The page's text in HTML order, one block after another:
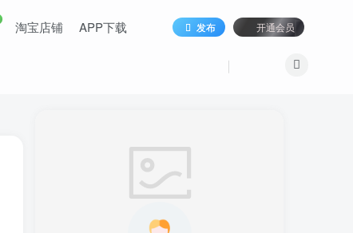
淘宝店铺 APP下载 发布 开通会员